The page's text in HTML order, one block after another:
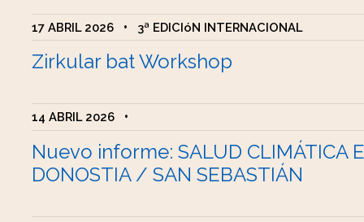
17 ABRIL 2026 • 3ª EDICIóN INTERNACIONAL
Zirkular bat Workshop
14 ABRIL 2026 •
Nuevo informe: SALUD CLIMÁTICA
DONOSTIA / SAN SEBASTIÁN